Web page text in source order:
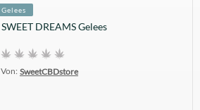
Gelees
SWEET DREAMS Gelees
Von: SweetCBDstore